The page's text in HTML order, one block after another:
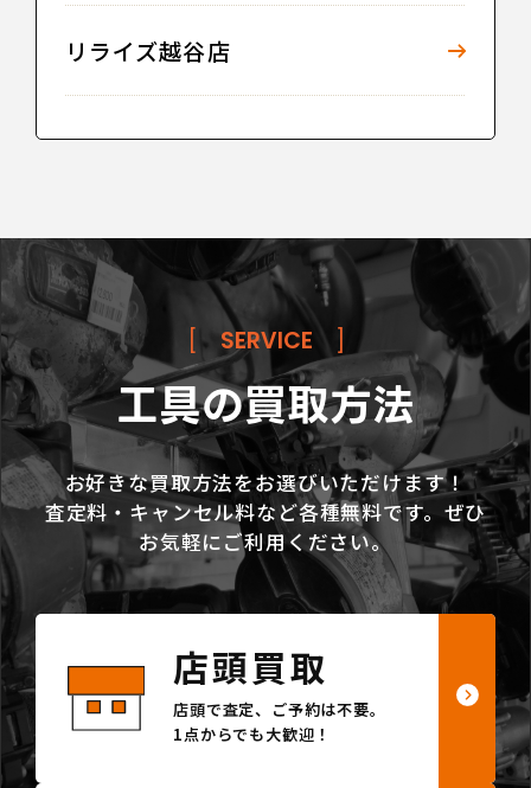
リライズ越谷店
SERVICE
工具の買取方法
お好きな買取方法をお選びいただけます！
査定料・キャンセル料など各種無料です。ぜひ
お気軽にご利用ください。
店頭買取
店頭で査定、ご予約は不要。
1点からでも大歓迎！